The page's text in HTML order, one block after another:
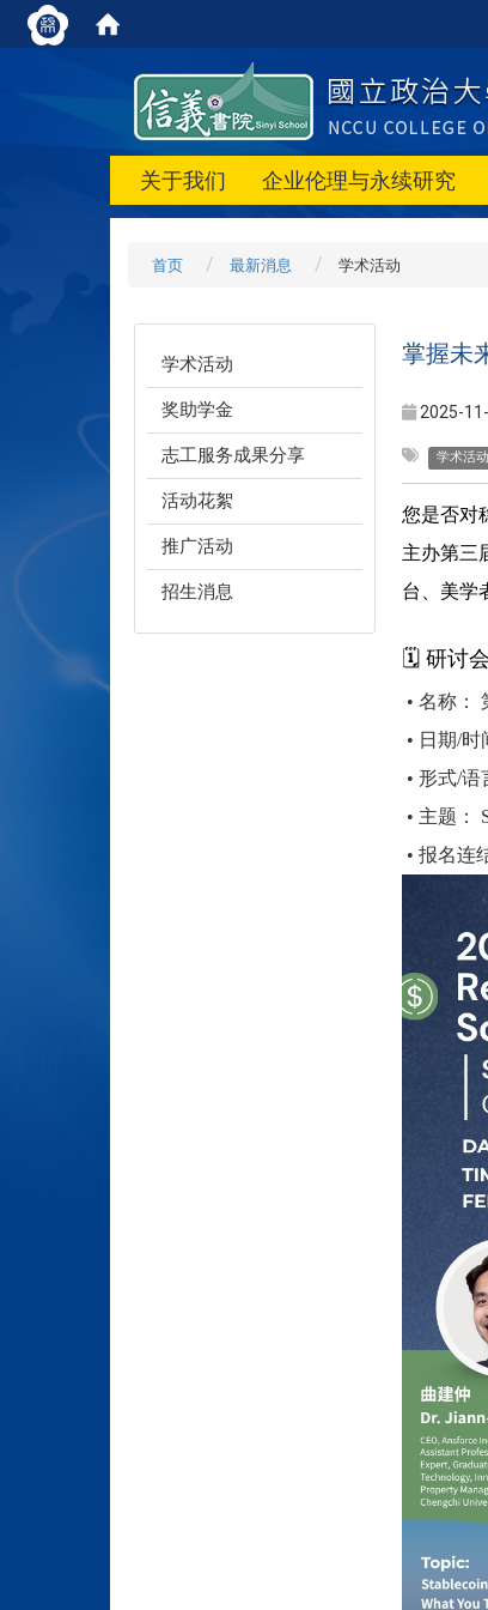
关于我们 企业伦理与永续研究
首页 最新消息 学术活动
学术活动
奖助学金
志工服务成果分享
活动花絮
推广活动
招生消息
掌握未
2025-
学术活动
您是否对
主办第三
台、美学
🗓️ 研讨
• 名称：
• 日期/时
• 形式/语
• 主题：
• 报名连